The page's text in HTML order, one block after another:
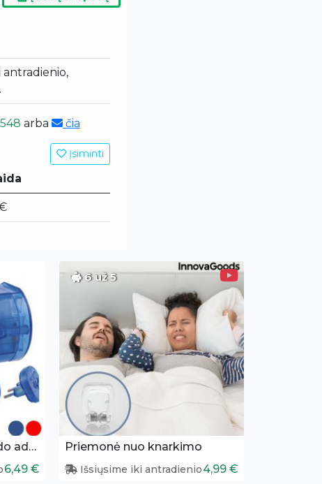
antradienio,
arba čia
Įsiminti
Universalus elektros lizdo adapteris
6,49 €
6 už 5
Priemonė nuo knarkimo
Išsiųsime iki antradienio4,99 €